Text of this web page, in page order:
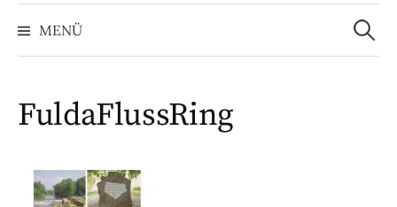
MENÜ
Suchen
nach:
FuldaFlussRing